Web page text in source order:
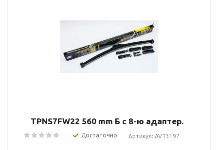
TPNS7FW22 560 mm Б с 8-ю адаптер.
Достаточно Артикул: AVT3197